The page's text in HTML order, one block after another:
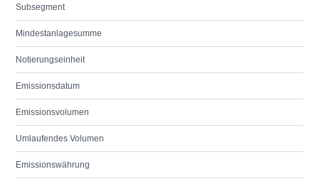
Subsegment
Mindestanlagesumme
Notierungseinheit
Emissionsdatum
Emissionsvolumen
Umlaufendes Volumen
Emissionswährung